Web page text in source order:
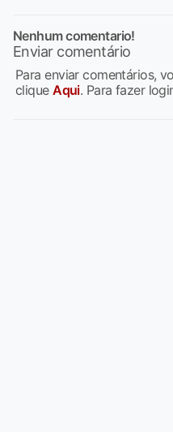
Nenhum comentario!
Enviar comentário
Para enviar comentários,
cliqueAqui. Para fazer